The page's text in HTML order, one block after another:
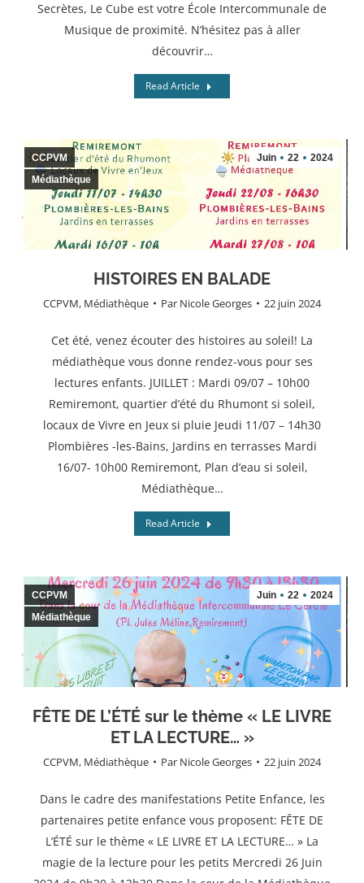
Secrètes, Le Cube est votre École Intercommunale de
Musique de proximité. N’hésitez pas à aller
découvrir…
Read Article
HISTOIRES EN BALADE
CCPVM, Médiathèque Par Nicole Georges 22 juin 2024
Juin 22 2024
CCPVM
Médiathèque
Cet été, venez écouter des histoires au soleil! La
médiathèque vous donne rendez-vous pour ses
lectures enfants. JUILLET : Mardi 09/07 – 10h00
Remiremont, quartier d’été du Rhumont si soleil,
locaux de Vivre en Jeux si pluie Jeudi 11/07 – 14h30
Plombières -les-Bains, Jardins en terrasses Mardi
16/07- 10h00 Remiremont, Plan d’eau si soleil,
Médiathèque…
Read Article
FÊTE DE L’ÉTÉ sur le thème « LE LIVRE
ET LA LECTURE… »
CCPVM, Médiathèque Par Nicole Georges 22 juin 2024
Juin 22 2024
CCPVM
Médiathèque
Dans le cadre des manifestations Petite Enfance, les
partenaires petite enfance vous proposent: FÊTE DE
L’ÉTÉ sur le thème « LE LIVRE ET LA LECTURE… » La
magie de la lecture pour les petits Mercredi 26 Juin